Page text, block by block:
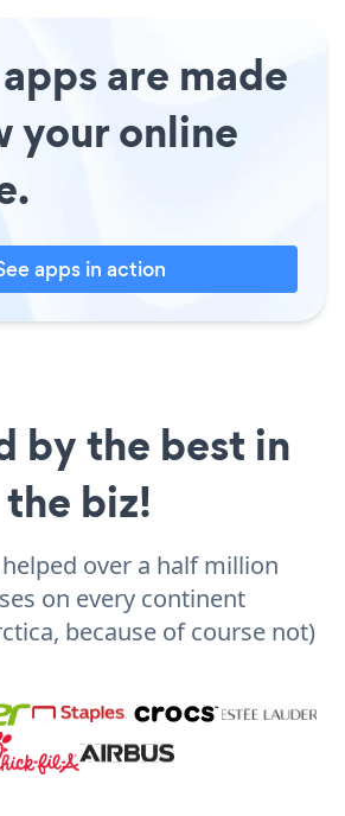
are made
your online
apps in action
by the best in
the biz!
helped over a half million
on every continent
because of course not)